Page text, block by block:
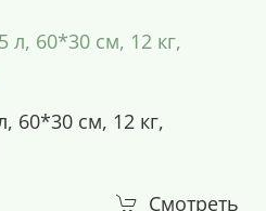
60*30 см, 12 кг,
Смотреть